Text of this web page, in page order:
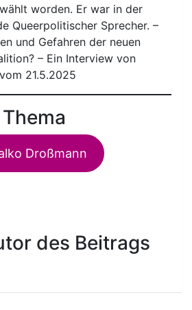
worden. Er war in der
Queerpolitischer Sprecher. –
und Gefahren der neuen
– Ein Interview von
21.5.2025
Droßmann
des Beitrags